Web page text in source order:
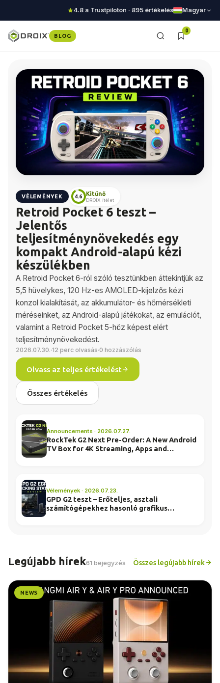
4.8 a Trustpiloton · 895 értékelés Magyar
BLOG
0
VÉLEMÉNYEK 4.6 Kitűnő
DROIX ítélet
Retroid Pocket 6 teszt –
Jelentős
teljesítménynövekedés egy
kompakt Android-alapú kézi
készülékben
A Retroid Pocket 6-ról szóló tesztünkben áttekintjük az
5,5 hüvelykes, 120 Hz-es AMOLED-kijelzős kézi
konzol kialakítását, az akkumulátor- és hőmérsékleti
méréseinket, az Android-alapú játékokat, az emulációt,
valamint a Retroid Pocket 5-höz képest elért
teljesítménynövekedést.
2026.07.30.·12 perc olvasás·0 hozzászólás
Olvass az teljes értékelést
Összes értékelés
Announcements · 2026.07.27.
RockTek G2 Next Pre-Order: A New Android
TV Box for 4K Streaming, Apps and
Everyday Entertainment
Vélemények · 2026.07.23.
GPD G2 teszt – Erőteljes, asztali
számítógépekhez hasonló grafikus
teljesítmény egy kompakt dokkolóban
Legújabb hírek61 bejegyzés Összes legújabb hírek
NEWS